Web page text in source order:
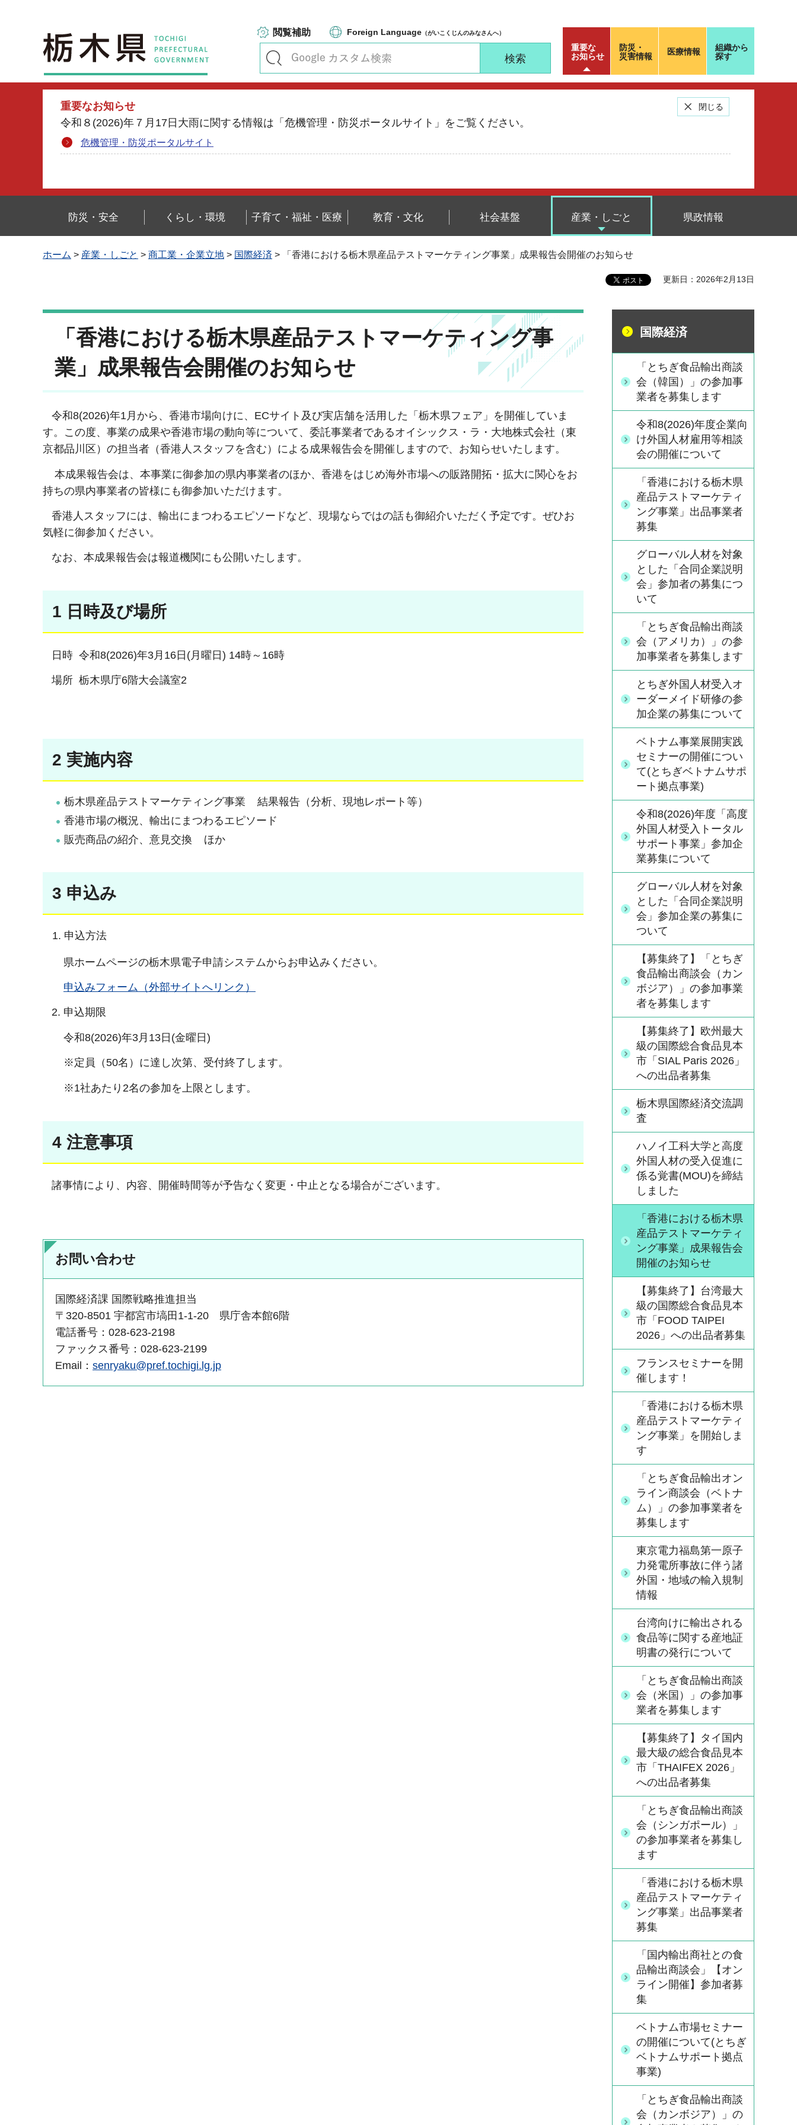
栃木県
閲覧補助 Foreign Language （がいこくじんのみなさんへ）
重要な
お知らせ
重要なお知らせ
令和８(2026)年７月17日大雨に関する情報は「危機管理・防災ポータルサイト」をご覧ください。
危機管理・防災ポータルサイト
閉じる
防災・
災害情報
医療情報
組織から
探す
防災・安全 くらし・環境 子育て・福祉・医療 教育・文化 社会基盤 産業・しごと 県政情報
ホーム > 産業・しごと > 商工業・企業立地 > 国際経済 > 「香港における栃木県産品テストマーケティング事業」成果報告会開催のお知らせ
更新日：2026年2月13日
「香港における栃木県産品テストマーケティング事
業」成果報告会開催のお知らせ
令和8(2026)年1月から、香港市場向けに、ECサイト及び実店舗を活用した「栃木県フェア」を開催していま
す。この度、事業の成果や香港市場の動向等について、委託事業者であるオイシックス・ラ・大地株式会社（東
京都品川区）の担当者（香港人スタッフを含む）による成果報告会を開催しますので、お知らせいたします。
本成果報告会は、本事業に御参加の県内事業者のほか、香港をはじめ海外市場への販路開拓・拡大に関心をお
持ちの県内事業者の皆様にも御参加いただけます。
香港人スタッフには、輸出にまつわるエピソードなど、現場ならではの話も御紹介いただく予定です。ぜひお
気軽に御参加ください。
なお、本成果報告会は報道機関にも公開いたします。
1 日時及び場所
日時 令和8(2026)年3月16日(月曜日) 14時～16時
場所 栃木県庁6階大会議室2
2 実施内容
栃木県産品テストマーケティング事業 結果報告（分析、現地レポート等）
香港市場の概況、輸出にまつわるエピソード
販売商品の紹介、意見交換 ほか
3 申込み
申込方法
県ホームページの栃木県電子申請システムからお申込みください。
申込みフォーム（外部サイトへリンク）
2. 申込期限
令和8(2026)年3月13日(金曜日)
※定員（50名）に達し次第、受付終了します。
※1社あたり2名の参加を上限とします。
4 注意事項
諸事情により、内容、開催時間等が予告なく変更・中止となる場合がございます。
お問い合わせ
国際経済課 国際戦略推進担当
〒320-8501 宇都宮市塙田1-1-20 県庁舎本館6階
電話番号：028-623-2198
ファックス番号：028-623-2199
Email： senryaku@pref.tochigi.lg.jp
国際経済
「とちぎ食品輸出商談
会（韓国）」の参加事
業者を募集します
令和8(2026)年度企業向
け外国人材雇用等相談
会の開催について
「香港における栃木県
産品テストマーケティ
ング事業」出品事業者
募集
グローバル人材を対象
とした「合同企業説明
会」参加者の募集につ
いて
「とちぎ食品輸出商談
会（アメリカ）」の参
加事業者を募集します
とちぎ外国人材受入オ
ーダーメイド研修の参
加企業の募集について
ベトナム事業展開実践
セミナーの開催につい
て(とちぎベトナムサポ
ート拠点事業)
令和8(2026)年度「高度
外国人材受入トータル
サポート事業」参加企
業募集について
グローバル人材を対象
とした「合同企業説明
会」参加企業の募集に
ついて
【募集終了】「とちぎ
食品輸出商談会（カン
ボジア）」の参加事業
者を募集します
【募集終了】欧州最大
級の国際総合食品見本
市「SIAL Paris 2026」
への出品者募集
栃木県国際経済交流調
査
ハノイ工科大学と高度
外国人材の受入促進に
係る覚書(MOU)を締結
しました
「香港における栃木県
産品テストマーケティ
ング事業」成果報告会
開催のお知らせ
【募集終了】台湾最大
級の国際総合食品見本
市「FOOD TAIPEI
2026」への出品者募集
フランスセミナーを開
催します！
「香港における栃木県
産品テストマーケティ
ング事業」を開始しま
す
「とちぎ食品輸出オン
ライン商談会（ベトナ
ム）」の参加事業者を
募集します
東京電力福島第一原子
力発電所事故に伴う諸
外国・地域の輸入規制
情報
台湾向けに輸出される
食品等に関する産地証
明書の発行について
「とちぎ食品輸出商談
会（米国）」の参加事
業者を募集します
【募集終了】タイ国内
最大級の総合食品見本
市「THAIFEX 2026」
への出品者募集
「とちぎ食品輸出商談
会（シンガポール）」
の参加事業者を募集し
ます
「香港における栃木県
産品テストマーケティ
ング事業」出品事業者
募集
「国内輸出商社との食
品輸出商談会」【オン
ライン開催】参加者募
集
ベトナム市場セミナー
の開催について(とちぎ
ベトナムサポート拠点
事業)
「とちぎ食品輸出商談
会（カンボジア）」の